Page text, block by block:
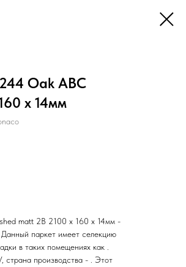
Oak ABC
x 14мм
matt 2B 2100 x 160 x 14мм -
паркет имеет селекцию
в таких помещениях как .
производства - . Этот